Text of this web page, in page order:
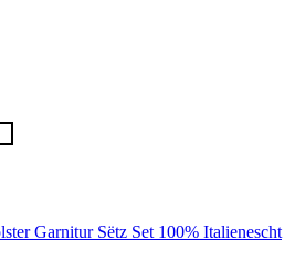
Garnitur Sëtz Set 100% Italienescht